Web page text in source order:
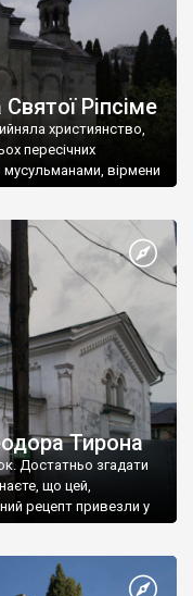
Ріпсіме
християнство,
пересічних
мусульманами, вірмени
Тирона
Достатньо згадати
що цей,
рецепт привезли у